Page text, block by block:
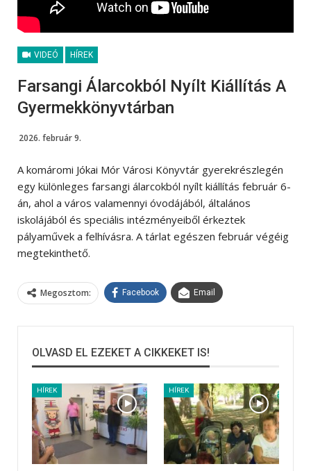
VIDEÓ HÍREK
Farsangi Álarcokból Nyílt Kiállítás A
Gyermekkönyvtárban
2026. február 9.
A komáromi Jókai Mór Városi Könyvtár gyerekrészlegén
egy különleges farsangi álarcokból nyílt kiállítás február 6-
án, ahol a város valamennyi óvodájából, általános
iskolájából és speciális intézményeiből érkeztek
pályaművek a felhívásra. A tárlat egészen február végéig
megtekinthető.
Megosztom: Facebook Email
OLVASD EL EZEKET A CIKKEKET IS!
HÍREK HÍREK